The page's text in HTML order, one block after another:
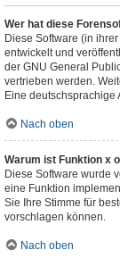
Wer hat diese
Diese Software (in
entwickelt und
der GNU General
vertrieben werden.
Eine deutschsprachige
Nach oben
Warum ist Funktion x
Diese Software wurde
eine Funktion
Sie Ihre Stimme für
vorschlagen können.
Nach oben